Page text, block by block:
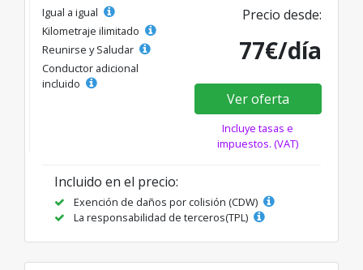
Igual a igual
Kilometraje ilimitado
Reunirse y Saludar
Conductor adicional
incluido
Precio desde:
77€/día
Ver oferta
Incluye tasas e
impuestos. (VAT)
Incluido en el precio:
Exención de daños por colisión (CDW)
La responsabilidad de terceros(TPL)